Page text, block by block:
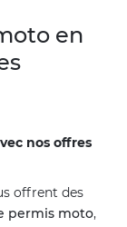
en
nos offres
offrent des
permis moto,